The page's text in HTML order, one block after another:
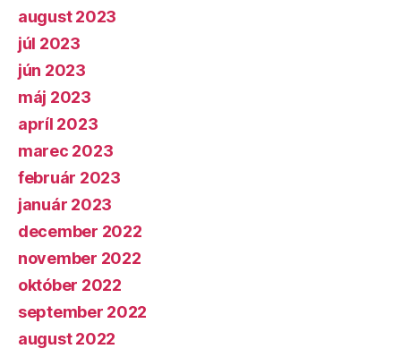
august 2023
júl 2023
jún 2023
máj 2023
apríl 2023
marec 2023
február 2023
január 2023
december 2022
november 2022
október 2022
september 2022
august 2022